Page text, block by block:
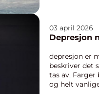
03 april 2026
depresjon er
beskriver det
tas av.
og helt